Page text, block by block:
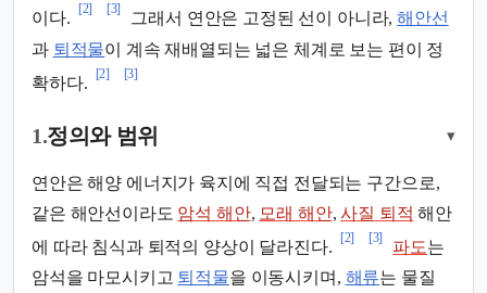
이다.
[2] [3]
그래서 연안은 고정된 선이 아니라,해안선
과 퇴적물이 계속 재배열되는 넓은 체계로 보는 편이 정
확하다.
[2] [3]
1.정의와 범위 ▾
연안은 해양 에너지가 육지에 직접 전달되는 구간으로,
같은 해안선이라도 암석 해안, 모래 해안,사질 퇴적 해안
에 따라 침식과 퇴적의 양상이 달라진다.
[2] [3]
파도는
암석을 마모시키고 퇴적물을 이동시키며, 해류는 물질